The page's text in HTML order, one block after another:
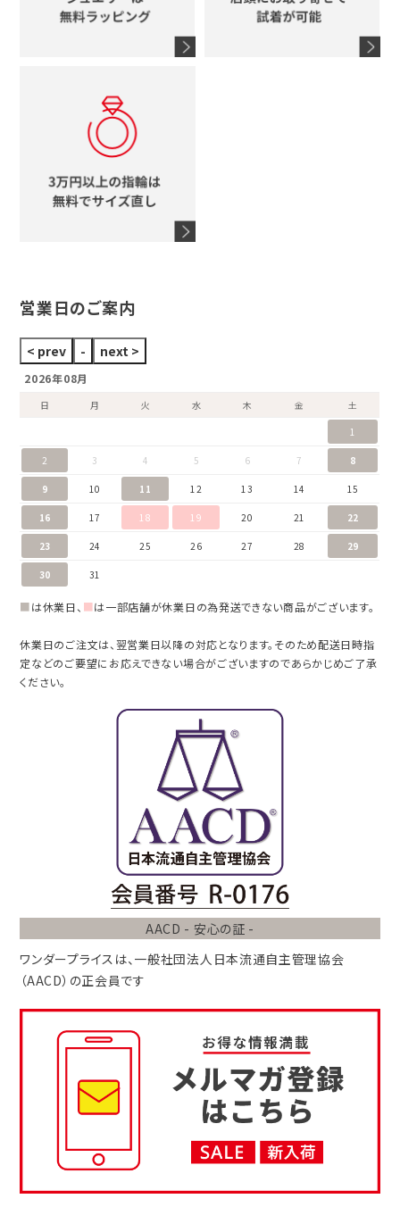
スタージュエリー
ウノアエレ
ブランドアイテムをすべて見る
シャネル
タグホイヤー
営業日のご案内
2026年08月
日 月 火 水 木 金
土
1
2 3 4 5 6 7 8
9 10 11 12 13 14 15
16 17 18 19 20 21 22
23 24 25 26 27 28 29
30 31
■は休業日、 ■は一部店舗が休業日の為発送できない商品がございます。
休業日のご注文は、翌営業日以降の対応となります。そのため配送日時指
定などのご要望にお応えできない場合がございますのであらかじめご了承
ください。
AACD - 安心の証 -
ワンダープライスは、 一般社団法人 日本流通自主管理協会
（AACD） の正会員です